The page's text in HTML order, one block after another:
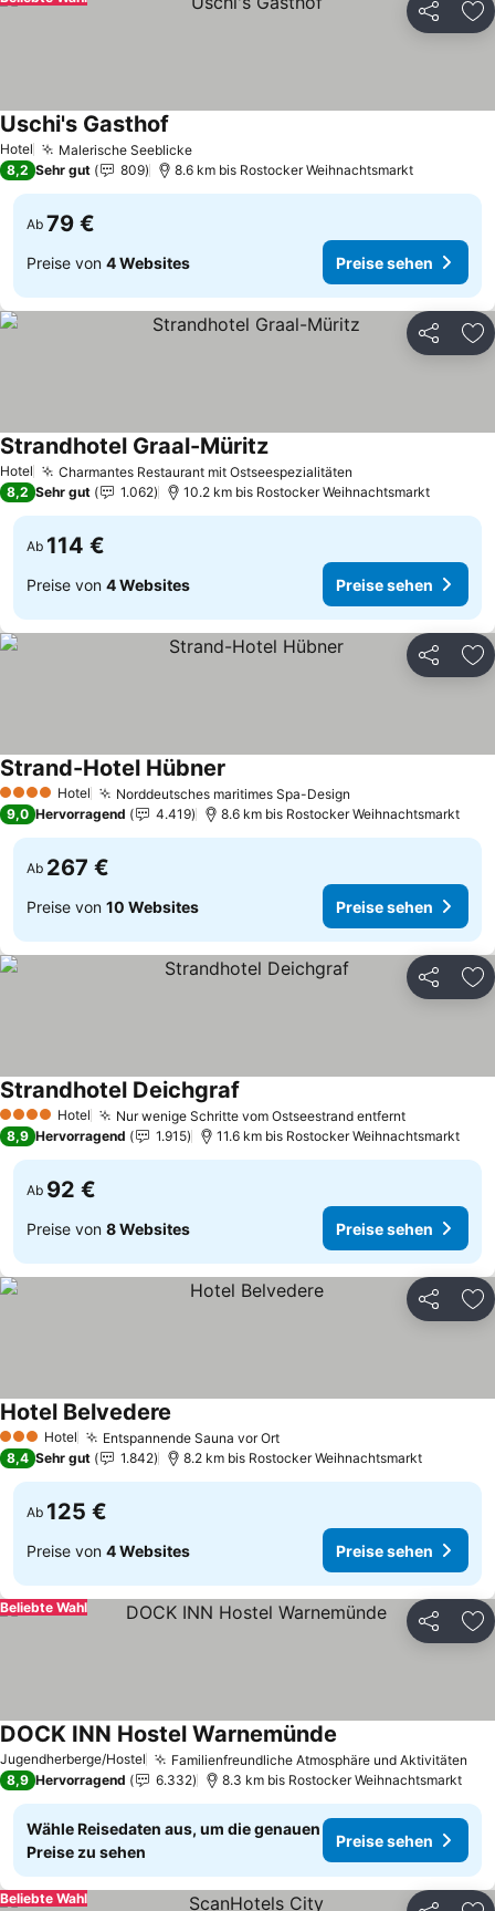
Teilen
Hotel Malerische SeeblickePreise sehen
Uschi's Gasthof
8,2 Sehr gut 809 8.6 km bis Rostocker Weihnachtsmarkt
Ab 79 €
Preise von 4 Websites Preise sehen
Teilen
Hotel Charmantes Restaurant mit Ostseespezialitäten
Strandhotel Graal-MüritzPreise sehen
8,2 Sehr gut 1.062 10.2 km bis Rostocker Weihnachtsmarkt
Ab 114 €
Preise von 4 Websites Preise sehen
Teilen
4 Sterne Hotel Norddeutsches maritimes Spa-Design
Strand-Hotel Hübner
9,0 Hervorragend 4.419 8.6 km bis Rostocker Weihnachtsmarkt
Ab 267 €
Preise von 10 Websites Preise sehen
Teilen
4 Sterne Hotel Nur wenige Schritte vom Ostseestrand entferntPreise
Strandhotel Deichgraf
8,9 Hervorragend 1.915 11.6 km bis Rostocker Weihnachtsmarkt
Ab 92 €
Preise von 8 Websites Preise sehen
Teilen
3 SterneHotel Entspannende Sauna vor OrtPreise sehen
Hotel Belvedere
8,4 Sehr gut 1.842 8.2 km bis Rostocker Weihnachtsmarkt
Ab 125 €
Preise von 4 Websites Preise sehen
Teilen
Beliebte Wahl
Jugendherberge/Hostel Familienfreundliche Atmosphäre und Aktivitäten
DOCK INN Hostel Warnemünde
8,9 Hervorragend 6.332 8.3 km bis Rostocker Weihnachtsmarkt
Wähle Reisedaten aus, um die genauen
Preise zu sehen
Preise sehen
Beliebte Wahl